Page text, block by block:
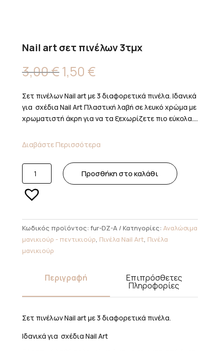
Nail art σετ πινέλων 3τμχ
3,00€Original
price
was:
3,00 €.
1,50 €Η
τρέχουσα
τιμή
είναι:
1,50 €.
Σετ πινέλων Nail art με 3 διαφορετικά πινέλα. Ιδανικά
για σχέδια Nail Art Πλαστική λαβή σε λευκό χρώμα με
χρωματιστή άκρη για να τα ξεχωρίζετε πιο εύκολα....
Διαβάστε Περισσότερα
Nail
art
σετ
πινέλων
ποσότητα
Προσθήκη στο καλάθι
Κωδικός προϊόντος: fur-DZ-A Κατηγορίες: Αναλώσιμα
μανικιούρ - πεντικιούρ, Πινέλα Nail Art, Πινέλα
μανικιούρ
Περιγραφή Επιπρόσθετες
Πληροφορίες
Σετ πινέλων Nail art με 3 διαφορετικά πινέλα.
Ιδανικά για σχέδια Nail Art